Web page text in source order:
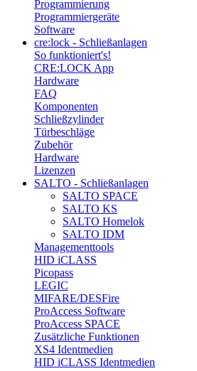
Programmierung
Programmiergeräte
Software
cre:lock - Schließanlagen
So funktioniert's!
CRE:LOCK App
Hardware
FAQ
Komponenten
Schließzylinder
Türbeschläge
Zubehör
Hardware
Lizenzen
SALTO - Schließanlagen
SALTO SPACE
SALTO KS
SALTO Homelok
SALTO IDM
Managementtools
HID iCLASS
Picopass
LEGIC
MIFARE/DESFire
ProAccess Software
ProAccess SPACE
Zusätzliche Funktionen
XS4 Identmedien
HID iCLASS Identmedien